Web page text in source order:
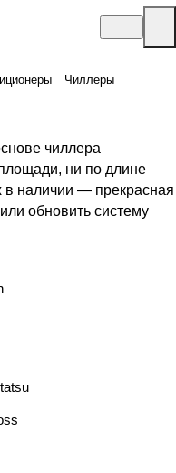
Чиллеры
чиллера
ни по длине
наличии — прекрасная
обновить систему